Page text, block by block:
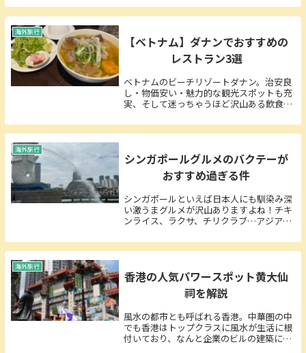
しつつ楽しむ方法はないかな～？止まらぬ
物価高、横這いの賃金、増えるのは責任だ
海外旅行
【ベトナム】ダナンでおすすめの
レストラン3選
ベトナムのビーチリゾートダナン。治安良
し・物価安い・魅力的な観光スポットも充
実、そして迷っちゃうほど沢山ある飲食
市です！今回は初めてダナン旅行に行かれ
る方向けにお勧めしたいレストランを3か
海外旅行
シンガポールグルメのバクテーが
おすすめ過ぎる件
シンガポールといえば日本人にも馴染み深
い激うまグルメが沢山ありますよね！チキ
ンライス、ラクサ、チリクラブ…アジアの
感じています。そんな中バクテーってラク
サなどに比べるとまだ日本での認知度はそ
海外旅行
香港の人気パワースポット黄大仙
祠を解説
風水の都市とも呼ばれる香港。中華圏の中
でも香港はトップクラスに風水が生活に根
付いており、なんと企業のビルの建築にも